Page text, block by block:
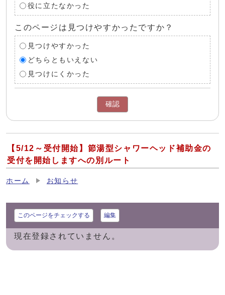
役に立たなかった
このページは見つけやすかったですか？
見つけやすかった
どちらともいえない
見つけにくかった
確認
【5/12～受付開始】節湯型シャワーヘッド補助金の
受付を開始しますへの別ルート
ホーム お知らせ
このページをチェックする 編集
現在登録されていません。